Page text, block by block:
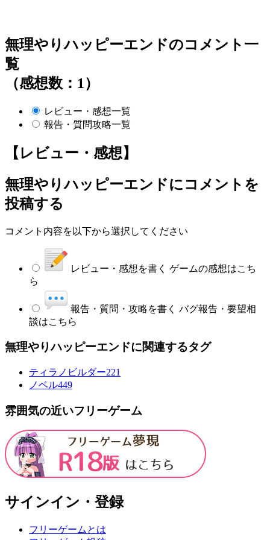
無理やりハッピーエンドのコメント一
覧
（感想数：1）
レビュー・感想一覧
報告・質問攻略一覧
【レビュー・感想】
無理やりハッピーエンドにコメントを
投稿する
コメント内容を以下から選択してください
レビュー・感想を書く ゲームの感想はこち
ら
報告・質問・攻略を書く バグ報告・要望相
談はこちら
無理やりハッピーエンドに関連するタグ
ティラノビルダー221
ノベル449
雰囲気の近いフリーゲーム
サインイン・登録
フリーゲームとは